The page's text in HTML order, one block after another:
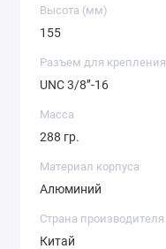
Высота (мм)
155
Разъем для крепления
UNC 3/8’’-16
Масса
288 гр.
Материал корпуса
Алюминий
Страна производителя
Китай